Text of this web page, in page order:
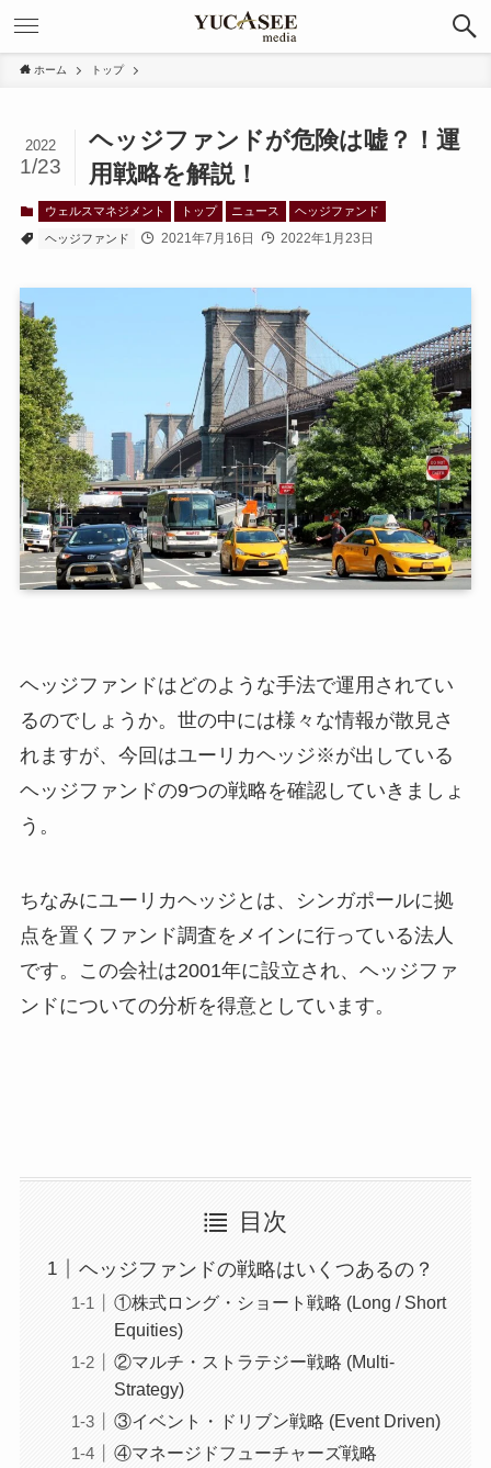
ホーム トップ
ヘッジファンドが危険は嘘？！運
用戦略を解説！
2022
1/23
ウェルスマネジメント トップ ニュース ヘッジファンド
ヘッジファンド 2021年7月16日 2022年1月23日
ヘッジファンドはどのような手法で運用されてい
るのでしょうか。世の中には様々な情報が散見さ
れますが、今回はユーリカヘッジ※が出している
ヘッジファンドの9つの戦略を確認していきましょ
う。
ちなみにユーリカヘッジとは、シンガポールに拠
点を置くファンド調査をメインに行っている法人
です。この会社は2001年に設立され、ヘッジファ
ンドについての分析を得意としています。
目次
ヘッジファンドの戦略はいくつあるの？
①株式ロング・ショート戦略 (Long / Short
Equities)
②マルチ・ストラテジー戦略 (Multi-
Strategy)
③イベント・ドリブン戦略 (Event Driven)
④マネージドフューチャーズ戦略